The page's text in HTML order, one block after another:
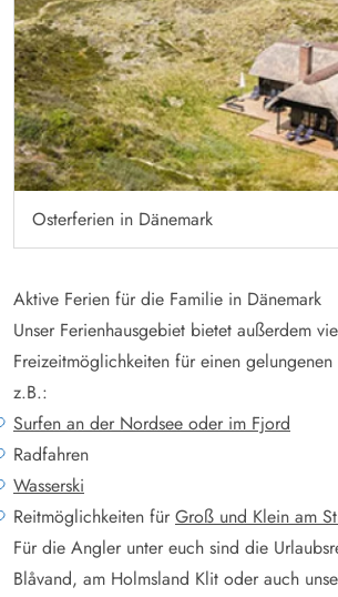
Osterferien in Dänemark
Aktive Ferien für die Familie in Dänemark
Unser Ferienhausgebiet bietet außerdem
Freizeitmöglichkeiten für einen
z.B.:
Surfen an der Nordsee oder im Fjord
Radfahren
Wasserski
Reitmöglichkeiten für Groß und Klein am
Für die Angler unter euch sind die
Blåvand, am Holmsland Klit oder auch